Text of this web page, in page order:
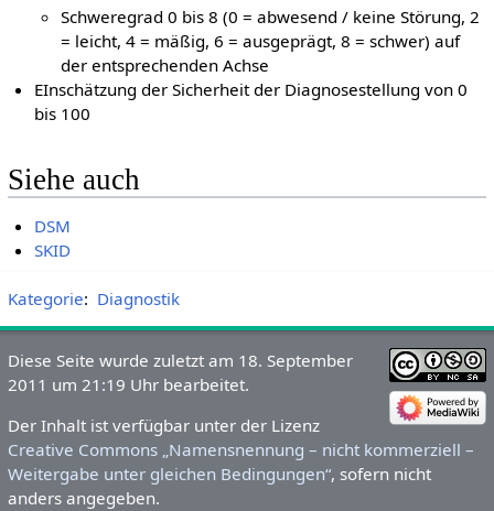
Schweregrad 0 bis 8 (0 = abwesend / keine Störung, 2
= leicht, 4 = mäßig, 6 = ausgeprägt, 8 = schwer) auf
der entsprechenden Achse
EInschätzung der Sicherheit der Diagnosestellung von 0
bis 100
Siehe auch
DSM
SKID
Kategorie: Diagnostik
Diese Seite wurde zuletzt am 18. September
2011 um 21:19 Uhr bearbeitet.
Der Inhalt ist verfügbar unter der Lizenz
Creative Commons „Namensnennung – nicht kommerziell –
Weitergabe unter gleichen Bedingungen“, sofern nicht
anders angegeben.